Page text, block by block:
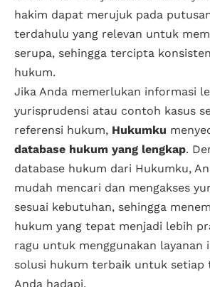
hakim dapat merujuk pada
terdahulu yang relevan untuk
serupa, sehingga tercipta
hukum.
Jika Anda memerlukan informasi
yurisprudensi atau contoh kasus
referensi hukum, Hukumku
database hukum yang lengkap.
database hukum dari Hukumku,
mudah mencari dan mengakses
sesuai kebutuhan, sehingga
hukum yang tepat menjadi lebih
ragu untuk menggunakan layanan
solusi hukum terbaik untuk setiap
Anda hadapi.